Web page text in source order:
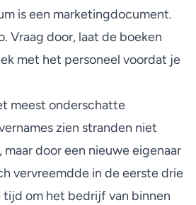
is een marketingdocument.
Vraag door, laat de boeken
met het personeel voordat je
meest onderschatte
zien stranden niet
door een nieuwe eigenaar
vervreemdde in de eerste drie
tijd om het bedrijf van binnen